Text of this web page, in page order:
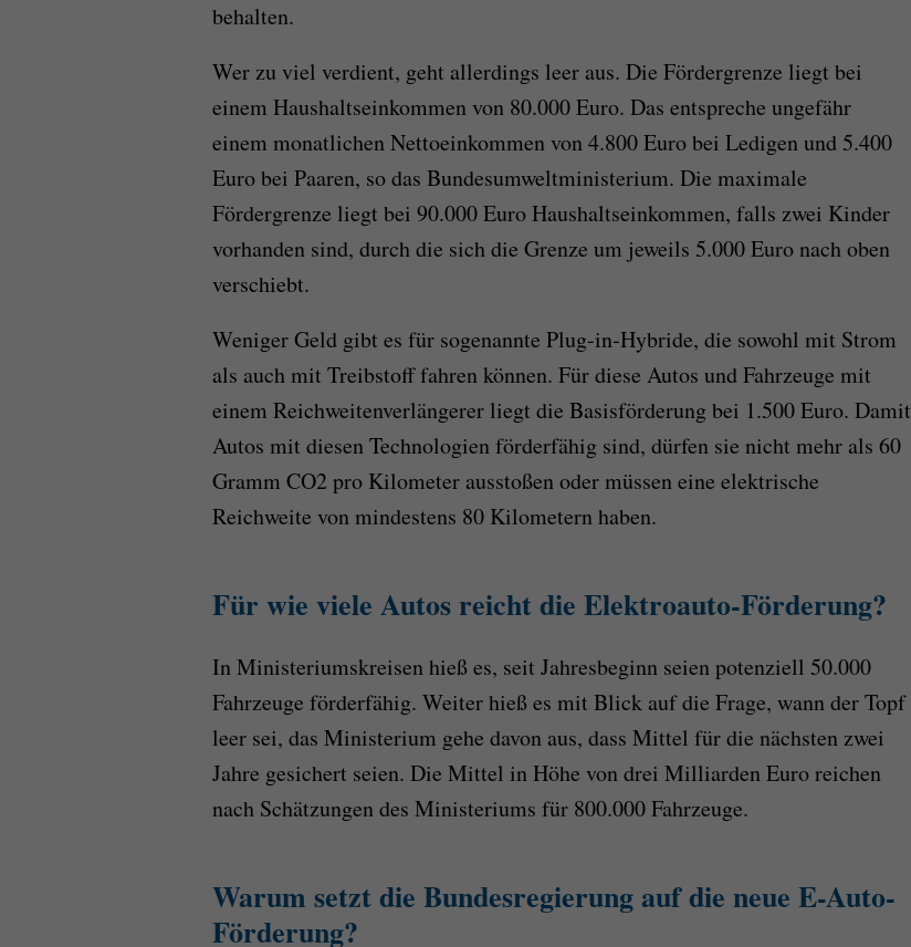
behalten.
Wer zu viel verdient, geht allerdings leer aus. Die Fördergrenze liegt bei
einem Haushaltseinkommen von 80.000 Euro. Das entspreche ungefähr
einem monatlichen Nettoeinkommen von 4.800 Euro bei Ledigen und 5.400
Euro bei Paaren, so das Bundesumweltministerium. Die maximale
Fördergrenze liegt bei 90.000 Euro Haushaltseinkommen, falls zwei Kinder
vorhanden sind, durch die sich die Grenze um jeweils 5.000 Euro nach oben
verschiebt.
Weniger Geld gibt es für sogenannte Plug-in-Hybride, die sowohl mit Strom
als auch mit Treibstoff fahren können. Für diese Autos und Fahrzeuge mit
einem Reichweitenverlängerer liegt die Basisförderung bei 1.500 Euro. Damit
Autos mit diesen Technologien förderfähig sind, dürfen sie nicht mehr als 60
Gramm CO2 pro Kilometer ausstoßen oder müssen eine elektrische
Reichweite von mindestens 80 Kilometern haben.
Für wie viele Autos reicht die Elektroauto-Förderung?
In Ministeriumskreisen hieß es, seit Jahresbeginn seien potenziell 50.000
Fahrzeuge förderfähig. Weiter hieß es mit Blick auf die Frage, wann der Topf
leer sei, das Ministerium gehe davon aus, dass Mittel für die nächsten zwei
Jahre gesichert seien. Die Mittel in Höhe von drei Milliarden Euro reichen
nach Schätzungen des Ministeriums für 800.000 Fahrzeuge.
Warum setzt die Bundesregierung auf die neue E-Auto-
Förderung?